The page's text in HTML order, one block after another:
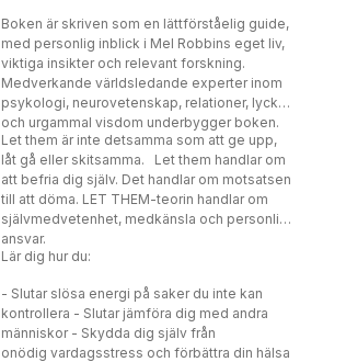
Boken är skriven som en lättförståelig guide,
med personlig inblick i Mel Robbins eget liv,
viktiga insikter och relevant forskning.
Medverkande världsledande experter inom
psykologi, neurovetenskap, relationer, lycka
och urgammal visdom underbygger boken.
Let them är inte detsamma som att ge upp,
låt gå eller skitsamma. Let them handlar om
att befria dig själv. Det handlar om motsatsen
till att döma. LET THEM-teorin handlar om
självmedvetenhet, medkänsla och personligt
ansvar.
Lär dig hur du:
- Slutar slösa energi på saker du inte kan
kontrollera - Slutar jämföra dig med andra
människor - Skydda dig själv från
onödig vardagsstress och förbättra din hälsa